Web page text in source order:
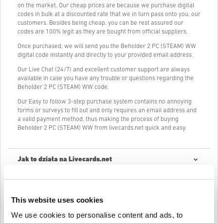
This website uses cookies
We use cookies to personalise content and ads, to
on the market. Our cheap prices are because we purchase digital
codes in bulk at a discounted rate that we in turn pass onto you, our
customers. Besides being cheap, you can be rest assured our
codes are 100% legit as they are bought from official suppliers.
Once purchased, we will send you the Beholder 2 PC (STEAM) WW
digital code instantly and directly to your provided email address.
Our Live Chat (24/7) and excellent customer support are always
available in case you have any trouble or questions regarding the
Beholder 2 PC (STEAM) WW code.
Our Easy to follow 3-step purchase system contains no annoying
forms or surveys to fill out and only requires an email address and
a valid payment method, thus making the process of buying
Beholder 2 PC (STEAM) WW from livecards.net quick and easy.
Jak to działa na Livecards.net
Zastrzeżenie
lub w dniu premiery, a produkty znajdujące się w